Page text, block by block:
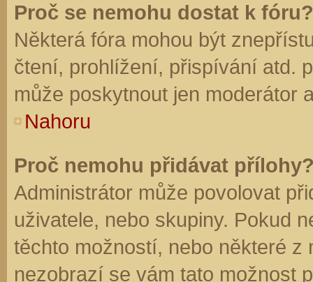
Proč se nemohu dostat k fóru?
Některá fóra mohou být
čtení, prohlížení, přispívání atd.
může poskytnout jen moderátor
Nahoru
Proč nemohu přidávat
Administrátor může povolovat
uživatele, nebo skupiny. Pokud
těchto možností, nebo některé z
nezobrazí se vám tato možnost